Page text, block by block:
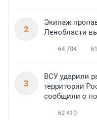
2
Экипаж
Ленобласти
64 784 61
3
ВСУ ударили
территории
сообщили о
62 410